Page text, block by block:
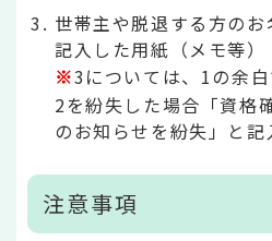
世帯主や脱退する方の
記入した用紙（メモ等）
※3については、1の余白
2を紛失した場合「資格
のお知らせを紛失」と
注意事項